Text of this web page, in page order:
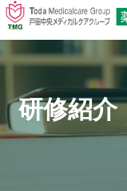
研修紹介